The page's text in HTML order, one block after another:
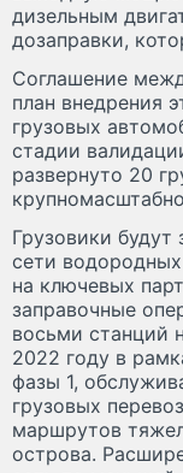
дизельным
дозаправки,
Соглашение
план внедрения
грузовых
стадии
развернуто 20
Грузовики будут
сети
на ключевых
заправочные
восьми станций
2022 году в
фазы 1,
грузовых
маршрутов
острова.